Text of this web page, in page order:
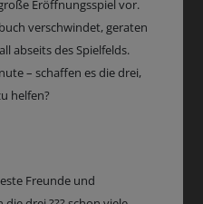
Eröffnungsspiel vor.
verschwindet, geraten
abseits des Spielfelds.
– schaffen es die drei,
helfen?
Freunde und